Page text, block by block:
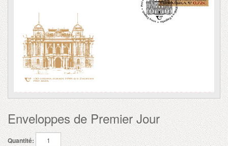
Enveloppes de Premier Jour
Quantité: